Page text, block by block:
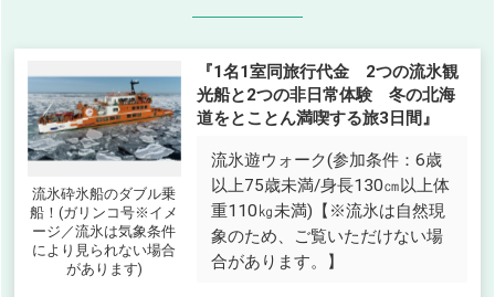
流氷砕氷船のダブル乗
船！(ガリンコ号※イメ
ージ／流氷は気象条件
により見られない場合
があります)
『1名1室同旅行代金 2つの流氷観
光船と2つの非日常体験 冬の北海
道をとことん満喫する旅3日間』
流氷遊ウォーク(参加条件：6歳
以上75歳未満/身長130㎝以上体
重110㎏未満)【※流氷は自然現
象のため、ご覧いただけない場
合があります。】